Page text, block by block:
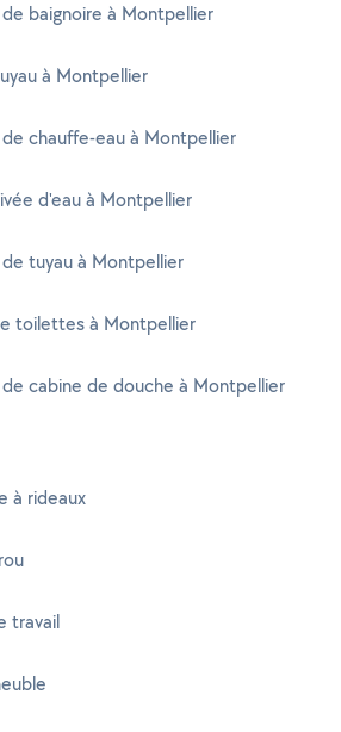
baignoire à Montpellier
à Montpellier
chauffe-eau à Montpellier
d'eau à Montpellier
tuyau à Montpellier
toilettes à Montpellier
cabine de douche à Montpellier
à rideaux
travail